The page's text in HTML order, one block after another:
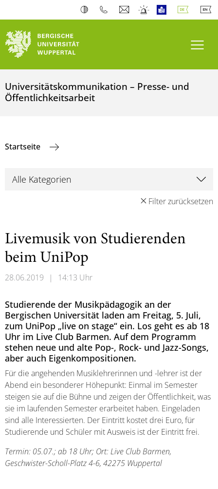
Universitätskommunikation – Presse- und
Öffentlichkeitsarbeit
Startseite
Filter zurücksetzen
Livemusik von Studierenden
beim UniPop
28.06.2019 | 14:13 Uhr
Studierende der Musikpädagogik an der
Bergischen Universität laden am Freitag, 5. Juli,
zum UniPop „live on stage“ ein. Los geht es ab 18
Uhr im Live Club Barmen. Auf dem Programm
stehen neue und alte Pop-, Rock- und Jazz-Songs,
aber auch Eigenkompositionen.
Für die angehenden Musiklehrerinnen und -lehrer ist der
Abend ein besonderer Höhepunkt: Einmal im Semester
steigen sie auf die Bühne und zeigen der Öffentlichkeit, was
sie im laufenden Semester erarbeitet haben. Eingeladen
sind alle Interessierten. Der Eintritt kostet drei Euro, für
Studierende und Schüler mit Ausweis ist der Eintritt frei.
Termin: 05.07.; ab 18 Uhr; Ort: Live Club Barmen,
Geschwister-Scholl-Platz 4-6, 42275 Wuppertal